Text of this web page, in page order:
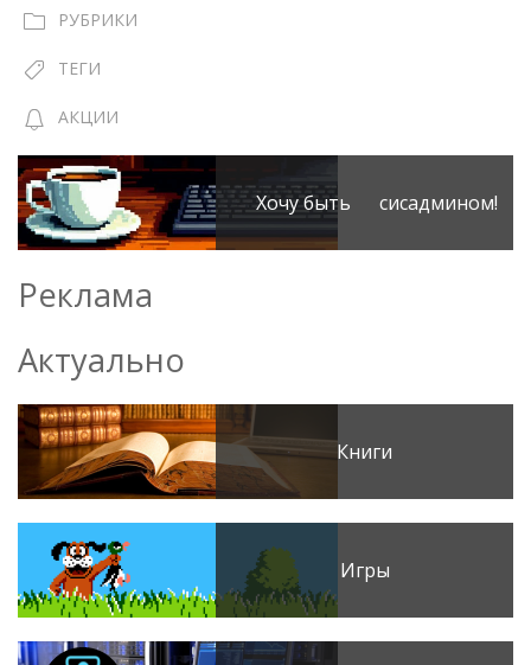
РУБРИКИ
ТЕГИ
АКЦИИ
Хочу быть сисадмином!
Реклама
Актуально
Книги
Игры